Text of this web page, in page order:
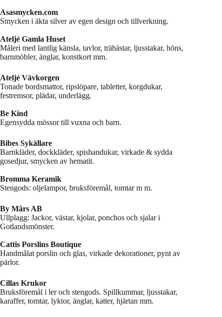
Asasmycken.com
Smycken i äkta silver av egen design och tillverkning.
Ateljé Gamla Huset
Måleri med lantlig känsla, tavlor, trähästar, ljusstakar, höns,
barnmöbler, änglar, konstkort mm.
Ateljé Vävkorgen
Tonade bordsmattor, ripslöpare, tabletter, korgdukar,
festremsor, plädar, underlägg.
Be Kind
Egensydda mössor till vuxna och barn.
Bibes Sykällare
Barnkläder, dockkläder, spishandukar, virkade & sydda
gosedjur, smycken av hematit.
Bromma Keramik
Stengods: oljelampor, bruksföremål, tomtar m m.
By Mårs AB
Ullplagg: Jackor, västar, kjolar, ponchos och sjalar i
Gotlandsmönster.
Cattis Porslins Boutique
Handmålat porslin och glas, virkade dekorationer, pynt av
pärlor.
Cillas Krukor
Bruksföremål i ler och stengods. Spillkummar, ljusstakar,
karaffer, tomtar, lyktor, änglar, katter, hjärtan mm.